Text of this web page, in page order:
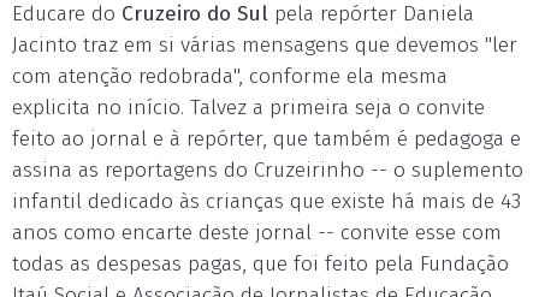
Educare do Cruzeiro do Sul pela repórter Daniela
Jacinto traz em si várias mensagens que devemos "ler
com atenção redobrada", conforme ela mesma
explicita no início. Talvez a primeira seja o convite
feito ao jornal e à repórter, que também é pedagoga e
assina as reportagens do Cruzeirinho -- o suplemento
infantil dedicado às crianças que existe há mais de 43
anos como encarte deste jornal -- convite esse com
todas as despesas pagas, que foi feito pela Fundação